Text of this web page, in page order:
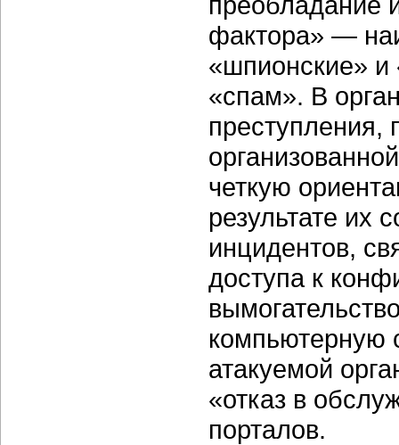
фактора» —
«шпионские»
«спам». В
преступления,
четкую
результате их
инцидентов,
доступа к
компьютерную
атакуемой
«отказ в
порталов.